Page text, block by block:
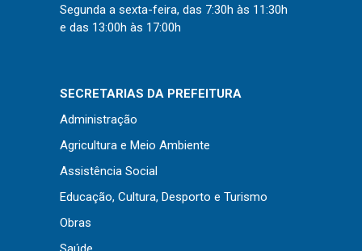
Segunda a sexta-feira, das 7:30h às 11:30h
e das 13:00h às 17:00h
SECRETARIAS DA PREFEITURA
Administração
Agricultura e Meio Ambiente
Assistência Social
Educação, Cultura, Desporto e Turismo
Obras